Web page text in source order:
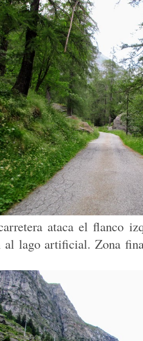
ataca el flanco
al lago artificial. Zona